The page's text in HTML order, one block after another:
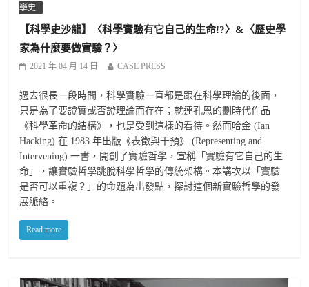
學史
【科學史沙龍】〈科學實驗有它自己的生命!?〉&〈歷史學
家為什麼要做實驗？〉
2021 年 04 月 14 日 CASE PRESS
過去很長一段時間，科學實驗一直都是跟在科學理論的後面，
只是為了要證實或否證理論而存在；就連孔恩的劃時代作品
《科學革命的結構》，也是受到這樣的看待。然而哈金 (Ian
Hacking) 在 1983 年出版《表徵與干預》 (Representing and
Intervening) 一書，開創了實驗哲學，宣稱「實驗有它自己的生
命」，讓實驗哲學跳脫科學哲學的傳統架構。本講次以「實驗
是否可以重複？」的命題為出發點，探討這個新實驗哲學的發
展脈絡。
Read more